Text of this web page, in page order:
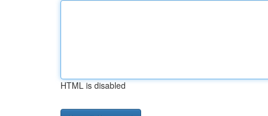
HTML is disabled